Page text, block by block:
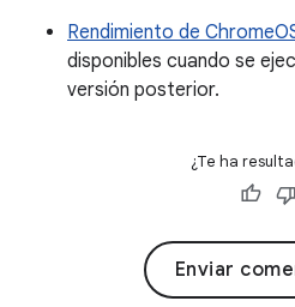
Rendimiento de
disponibles cuando se
versión posterior.
¿Te ha
Enviar